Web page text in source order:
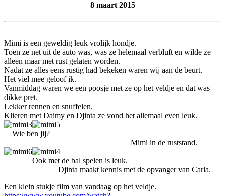
8 maart 2015
Mimi is een geweldig leuk vrolijk hondje.
Toen ze net uit de auto was, was ze helemaal verbluft en wilde ze
alleen maar met rust gelaten worden.
Nadat ze alles eens rustig had bekeken waren wij aan de beurt.
Het viel mee geloof ik.
Vanmiddag waren we een poosje met ze op het veldje en dat was
dikke pret.
Lekker rennen en snuffelen.
Klieren met Daimy en Djinta ze vond het allemaal even leuk.
Wie ben jij?
Mimi in de ruststand.
Ook met de bal spelen is leuk.
Djinta maakt kennis met de opvanger van Carla.
Een klein stukje film van vandaag op het veldje.